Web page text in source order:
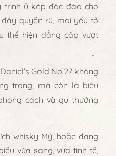
trình ủ kép độc đáo cho
quyến rũ, mọi yếu tố
thể hiện đẳng cấp vượt
Gold No.27không
trọng , mà còn là biểu
cách và gu thưởng
whisky Mỹ, hoặc đang
vừa sang, vừa tinh tế,